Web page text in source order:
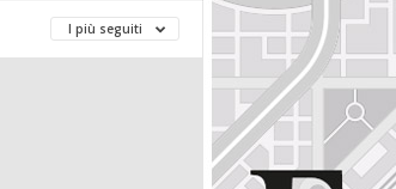
I più seguiti